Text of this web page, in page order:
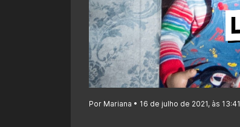
Por Mariana • 16 de julho de 2021, às 13:41